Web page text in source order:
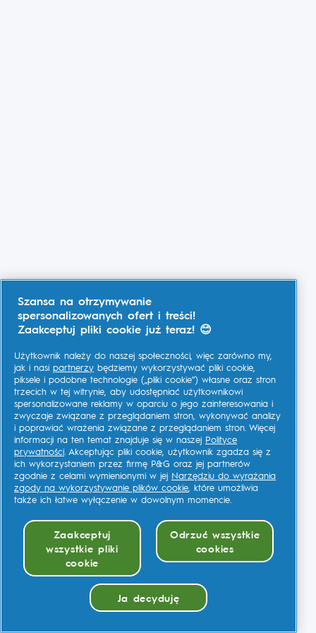
Szansa na otrzymywanie
spersonalizowanych ofert i treści!
Zaakceptuj pliki cookie już teraz! 😊
Użytkownik należy do naszej społeczności, więc zarówno my,
jak i nasi partnerzy będziemy wykorzystywać pliki cookie,
piksele i podobne technologie („pliki cookie”) własne oraz stron
trzecich w tej witrynie, aby udostępniać użytkownikowi
spersonalizowane reklamy w oparciu o jego zainteresowania i
zwyczaje związane z przeglądaniem stron, wykonywać analizy
i poprawiać wrażenia związane z przeglądaniem stron. Więcej
informacji na ten temat znajduje się w naszej Polityce
prywatności. Akceptując pliki cookie, użytkownik zgadza się z
ich wykorzystaniem przez firmę P&G oraz jej partnerów
zgodnie z celami wymienionymi w jej Narzędziu do wyrażania
zgody na wykorzystywanie plików cookie, które umożliwia
także ich łatwe wyłączenie w dowolnym momencie.
Zaakceptuj
wszystkie pliki
cookie
Odrzuć wszystkie
cookies
Ja decyduję